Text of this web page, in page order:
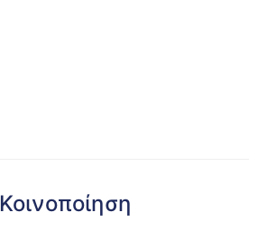
Κοινοποίηση